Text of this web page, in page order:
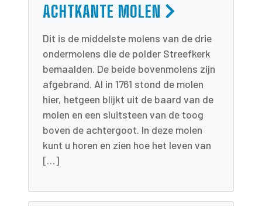
ACHTKANTE MOLEN
Dit is de middelste molens van de drie
ondermolens die de polder Streefkerk
bemaalden. De beide bovenmolens zijn
afgebrand. Al in 1761 stond de molen
hier, hetgeen blijkt uit de baard van de
molen en een sluitsteen van de toog
boven de achtergoot. In deze molen
kunt u horen en zien hoe het leven van
[…]